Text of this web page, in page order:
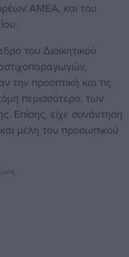
ΑΜΕΑ, και του
του Διοικητικού
την προοπτική και τις
περισσότερο, των
Επίσης, είχε συνάντηση
μέλη του προσωπικού